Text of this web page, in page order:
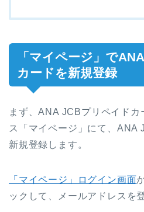
「マイページ」で
カードを新規登録
まず、ANA JCBプリペイド
ス「マイページ」にて、ANA
新規登録します。
「マイページ」ログイン画面
ックして、メールアドレスを